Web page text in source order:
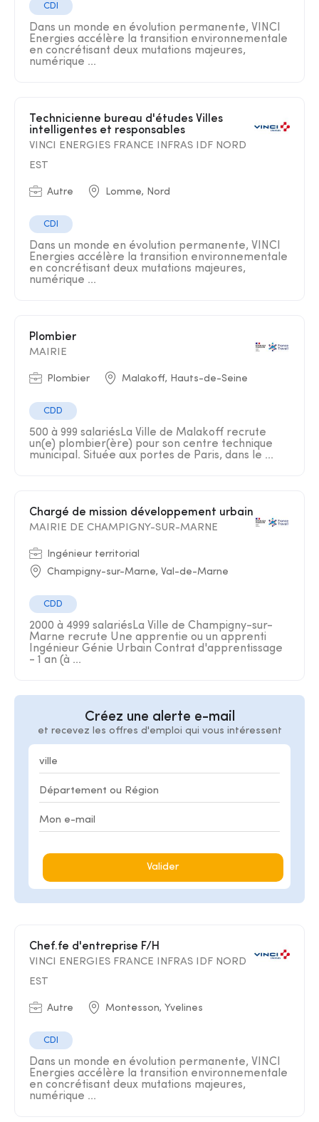
CDI
Dans un monde en évolution permanente, VINCI
Energies accélère la transition environnementale
en concrétisant deux mutations majeures,
numérique ...
intelligentes et responsables
VINCI ENERGIES FRANCE INFRAS IDF NORD
EST
Autre Lomme, Nord
CDI
Dans un monde en évolution permanente, VINCI
Energies accélère la transition environnementale
en concrétisant deux mutations majeures,
numérique ...
Plombier
MAIRIE
Plombier Malakoff, Hauts-de-Seine
CDD
500 à 999 salariésLa Ville de Malakoff recrute
un(e) plombier(ère) pour son centre technique
municipal. Située aux portes de Paris, dans le ...
Chargé de mission développement urbain
MAIRIE DE CHAMPIGNY-SUR-MARNE
Ingénieur territorial
Champigny-sur-Marne, Val-de-Marne
CDD
2000 à 4999 salariésLa Ville de Champigny-sur-
Marne recrute Une apprentie ou un apprenti
Ingénieur Génie Urbain Contrat d'apprentissage
- 1 an (à ...
Créez une alerte e-mail
et recevez les offres d'emploi qui vous intéressent
Valider
Chef.fe d'entreprise F/H
VINCI ENERGIES FRANCE INFRAS IDF NORD
EST
Autre Montesson, Yvelines
CDI
Dans un monde en évolution permanente, VINCI
Energies accélère la transition environnementale
en concrétisant deux mutations majeures,
numérique ...